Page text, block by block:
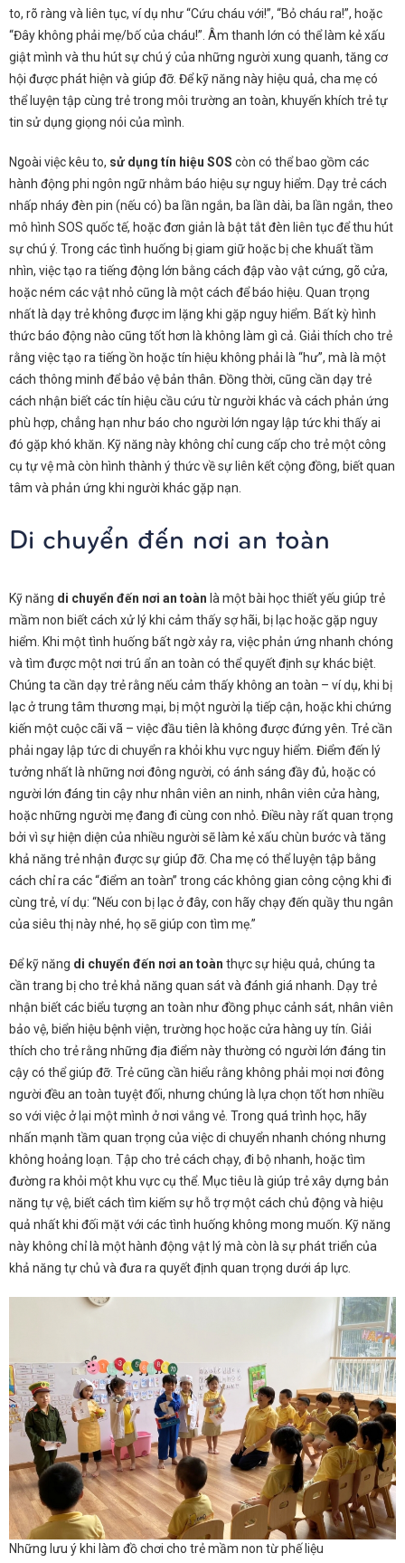
to, rõ ràng và liên tục, ví dụ như “Cứu cháu với!”, “Bỏ cháu ra!”, hoặc
“Đây không phải mẹ/bố của cháu!”. Âm thanh lớn có thể làm kẻ xấu
giật mình và thu hút sự chú ý của những người xung quanh, tăng cơ
hội được phát hiện và giúp đỡ. Để kỹ năng này hiệu quả, cha mẹ có
thể luyện tập cùng trẻ trong môi trường an toàn, khuyến khích trẻ tự
tin sử dụng giọng nói của mình.
Ngoài việc kêu to, sử dụng tín hiệu SOS còn có thể bao gồm các
hành động phi ngôn ngữ nhằm báo hiệu sự nguy hiểm. Dạy trẻ cách
nhấp nháy đèn pin (nếu có) ba lần ngắn, ba lần dài, ba lần ngắn, theo
mô hình SOS quốc tế, hoặc đơn giản là bật tắt đèn liên tục để thu hút
sự chú ý. Trong các tình huống bị giam giữ hoặc bị che khuất tầm
nhìn, việc tạo ra tiếng động lớn bằng cách đập vào vật cứng, gõ cửa,
hoặc ném các vật nhỏ cũng là một cách để báo hiệu. Quan trọng
nhất là dạy trẻ không được im lặng khi gặp nguy hiểm. Bất kỳ hình
thức báo động nào cũng tốt hơn là không làm gì cả. Giải thích cho trẻ
rằng việc tạo ra tiếng ồn hoặc tín hiệu không phải là “hư”, mà là một
cách thông minh để bảo vệ bản thân. Đồng thời, cũng cần dạy trẻ
cách nhận biết các tín hiệu cầu cứu từ người khác và cách phản ứng
phù hợp, chẳng hạn như báo cho người lớn ngay lập tức khi thấy ai
đó gặp khó khăn. Kỹ năng này không chỉ cung cấp cho trẻ một công
cụ tự vệ mà còn hình thành ý thức về sự liên kết cộng đồng, biết quan
tâm và phản ứng khi người khác gặp nạn.
Di chuyển đến nơi an toàn
Kỹ năng di chuyển đến nơi an toàn là một bài học thiết yếu giúp trẻ
mầm non biết cách xử lý khi cảm thấy sợ hãi, bị lạc hoặc gặp nguy
hiểm. Khi một tình huống bất ngờ xảy ra, việc phản ứng nhanh chóng
và tìm được một nơi trú ẩn an toàn có thể quyết định sự khác biệt.
Chúng ta cần dạy trẻ rằng nếu cảm thấy không an toàn – ví dụ, khi bị
lạc ở trung tâm thương mại, bị một người lạ tiếp cận, hoặc khi chứng
kiến một cuộc cãi vã – việc đầu tiên là không được đứng yên. Trẻ cần
phải ngay lập tức di chuyển ra khỏi khu vực nguy hiểm. Điểm đến lý
tưởng nhất là những nơi đông người, có ánh sáng đầy đủ, hoặc có
người lớn đáng tin cậy như nhân viên an ninh, nhân viên cửa hàng,
hoặc những người mẹ đang đi cùng con nhỏ. Điều này rất quan trọng
bởi vì sự hiện diện của nhiều người sẽ làm kẻ xấu chùn bước và tăng
khả năng trẻ nhận được sự giúp đỡ. Cha mẹ có thể luyện tập bằng
cách chỉ ra các “điểm an toàn” trong các không gian công cộng khi đi
cùng trẻ, ví dụ: “Nếu con bị lạc ở đây, con hãy chạy đến quầy thu ngân
của siêu thị này nhé, họ sẽ giúp con tìm mẹ.”
Để kỹ năng di chuyển đến nơi an toàn thực sự hiệu quả, chúng ta
cần trang bị cho trẻ khả năng quan sát và đánh giá nhanh. Dạy trẻ
nhận biết các biểu tượng an toàn như đồng phục cảnh sát, nhân viên
bảo vệ, biển hiệu bệnh viện, trường học hoặc cửa hàng uy tín. Giải
thích cho trẻ rằng những địa điểm này thường có người lớn đáng tin
cậy có thể giúp đỡ. Trẻ cũng cần hiểu rằng không phải mọi nơi đông
người đều an toàn tuyệt đối, nhưng chúng là lựa chọn tốt hơn nhiều
so với việc ở lại một mình ở nơi vắng vẻ. Trong quá trình học, hãy
nhấn mạnh tầm quan trọng của việc di chuyển nhanh chóng nhưng
không hoảng loạn. Tập cho trẻ cách chạy, đi bộ nhanh, hoặc tìm
đường ra khỏi một khu vực cụ thể. Mục tiêu là giúp trẻ xây dựng bản
năng tự vệ, biết cách tìm kiếm sự hỗ trợ một cách chủ động và hiệu
quả nhất khi đối mặt với các tình huống không mong muốn. Kỹ năng
này không chỉ là một hành động vật lý mà còn là sự phát triển của
khả năng tự chủ và đưa ra quyết định quan trọng dưới áp lực.
Những lưu ý khi làm đồ chơi cho trẻ mầm non từ phế liệu